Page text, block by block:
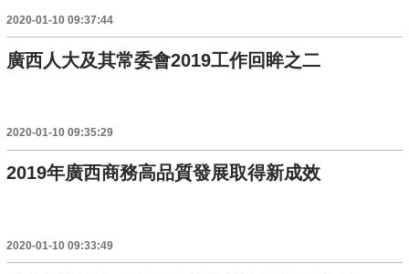
2020-01-10 09:37:44
廣西人大及其常委會2019工作回眸之二
2020-01-10 09:35:29
2019年廣西商務高品質發展取得新成效
2020-01-10 09:33:49